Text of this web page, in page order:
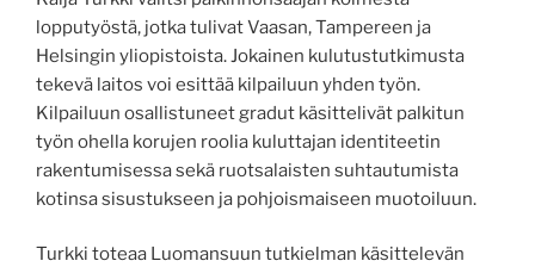
lopputyöstä, jotka tulivat Vaasan, Tampereen ja
Helsingin yliopistoista. Jokainen kulutustutkimusta
tekevä laitos voi esittää kilpailuun yhden työn.
Kilpailuun osallistuneet gradut käsittelivät palkitun
työn ohella korujen roolia kuluttajan identiteetin
rakentumisessa sekä ruotsalaisten suhtautumista
kotinsa sisustukseen ja pohjoismaiseen muotoiluun.
Turkki toteaa Luomansuun tutkielman käsittelevän